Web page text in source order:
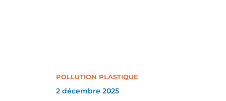
POLLUTION PLASTIQUE
2 décembre 2025